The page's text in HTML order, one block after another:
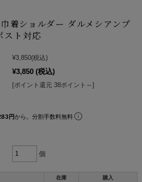
着ショルダー ダルメシアンプ
スト対応
¥3,850(税込)
¥3,850 (税込)
[ポイント還元 38ポイント～]
円から。分割手数料無料
個
在庫 購入